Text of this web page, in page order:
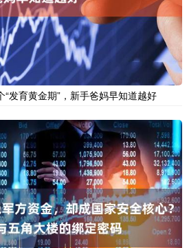
发育黄金期”，新手爸妈早知道越好